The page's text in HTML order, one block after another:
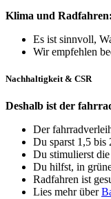
Klima und Radfahren:
Es ist sinnvoll,
Wir empfehlen
Nachhaltigkeit & CSR
Deshalb ist der
Der
Du sparst 1,5
Du stimulierst
Du hilfst, in
Radfahren ist
Lies mehr über